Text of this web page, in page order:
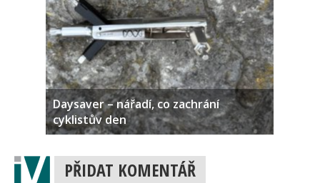
Daysaver – nářadí, co zachrání
cyklistův den
PŘIDAT KOMENTÁŘ